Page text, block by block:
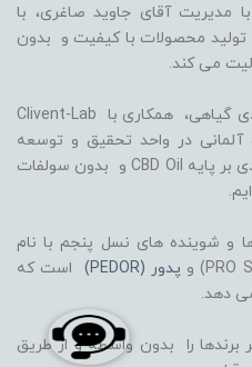
آقای جاوید صاغری، با
محصولات با کیفیت و بدون
می کند.
ما با بهره گیری از سلول های بنیادی گیاهی، همکاری با Clivent-Lab
در واحد تحقیق و توسعه
(R&D)، فرمولاسیون منحصر به فردی بر پایه CBD Oil و بدون سولفات
و شوینده های نسل پنجم با نام
پدور (PEDOR)
است که
دهد.
را بدون واسطه و از طریق